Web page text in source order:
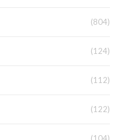
(804)
(124)
(112)
(122)